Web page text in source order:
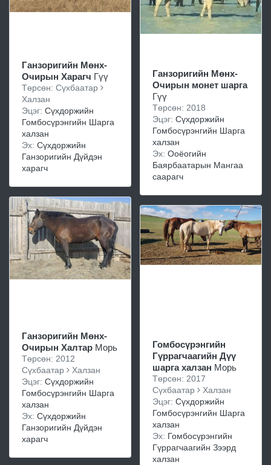
Ганзоригийн Мөнх-
Очирын Харагч Гүү
Төрсөн: Сүхбаатар
Халзан
Эцэг: Сүхдоржийн
Гомбосүрэнгийн Шарга
халзан
Эх: Сүхдоржийн
Ганзоригийн Дүйдэн
харагч
Ганзоригийн Мөнх-
Очирын Халтар Морь
Төрсөн: 2012
Сүхбаатар
Халзан
Эцэг: Сүхдоржийн
Гомбосүрэнгийн Шарга
халзан
Эх: Сүхдоржийн
Ганзоригийн Дүйдэн
харагч
Ганзоригийн Мөнх-
Очирын монет шарга
Гүү
Төрсөн: 2018
Эцэг: Сүхдоржийн
Гомбосүрэнгийн Шарга
халзан
Эх: Ооёогийн
Баярбаатарын Мангаа
саарагч
Гомбосүрэнгийн
Гүррагчаагийн Дүү
шарга халзан Морь
Төрсөн: 2017
Сүхбаатар
Халзан
Эцэг: Сүхдоржийн
Гомбосүрэнгийн Шарга
халзан
Эх: Гомбосүрэнгийн
Гүррагчаагийн Зээрд
халзан